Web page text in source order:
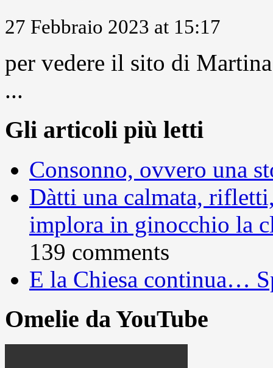
27 Febbraio 2023 at 15:17
per vedere il sito di
...
Gli articoli più letti
Consonno, ovvero una
Dàtti una calmata,
implora in ginocchio la
139 comments
E la Chiesa continua…
Omelie da YouTube